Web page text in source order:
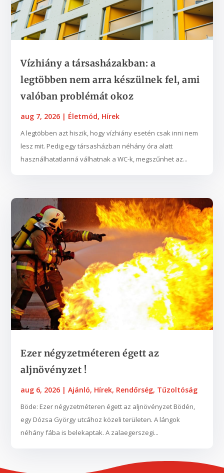
Vízhiány a társasházakban: a
legtöbben nem arra készülnek fel, ami
valóban problémát okoz
aug 7, 2026 | Életmód, Hírek
A legtöbben azt hiszik, hogy vízhiány esetén csak inni nem
lesz mit. Pedig egy társasházban néhány óra alatt
használhatatlanná válhatnak a WC-k, megszűnhet az...
Ezer négyzetméteren égett az
aljnövényzet !
aug 6, 2026 |Ajánló, Hírek, Rendőrség, Tűzoltóság
Böde: Ezer négyzetméteren égett az aljnövényzet Bödén,
egy Dózsa György utcához közeli területen. A lángok
néhány fába is belekaptak. A zalaegerszegi...